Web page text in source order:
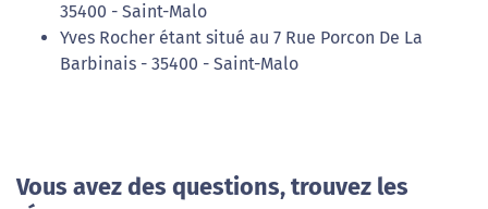
35400 - Saint-Malo
Yves Rocher étant situé au 7 Rue Porcon De La
Barbinais - 35400 - Saint-Malo
Vous avez des questions, trouvez les